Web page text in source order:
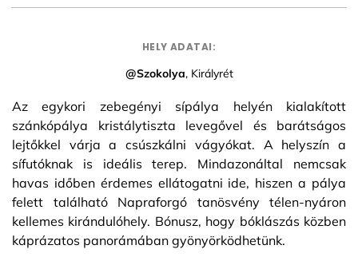
HELY ADATAI:
@Szokolya, Királyrét
Az egykori zebegényi sípálya helyén kialakított
szánkópálya kristálytiszta levegővel és barátságos
lejtőkkel várja a csúszkálni vágyókat. A helyszín a
sífutóknak is ideális terep. Mindazonáltal nemcsak
havas időben érdemes ellátogatni ide, hiszen a pálya
felett található Napraforgó tanösvény télen-nyáron
kellemes kirándulóhely. Bónusz, hogy bóklászás közben
káprázatos panorámában gyönyörködhetünk.